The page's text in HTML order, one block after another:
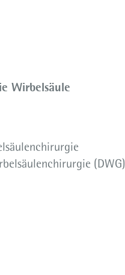
Wirbelsäule
(DWG)